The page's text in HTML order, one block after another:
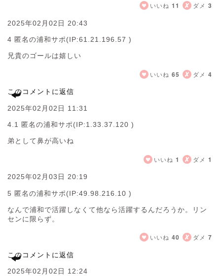
いいね 11 ダメ 3
2025年02月02日 20:43
4 匿名の浦和サポ(IP:61.21.196.57 )
兄貴のゴールは嬉しい
いいね 65 ダメ 4
このコメントに返信
2025年02月02日 11:31
4.1 匿名の浦和サポ(IP:1.33.37.120 )
弟として鼻が高いね
いいね 1 ダメ 1
2025年02月03日 20:19
5 匿名の浦和サポ(IP:49.98.216.10 )
なんで浦和で活躍しなくて他なら活躍するんだろうか。リン
センに限らず。
いいね 40 ダメ 7
このコメントに返信
2025年02月02日 12:24